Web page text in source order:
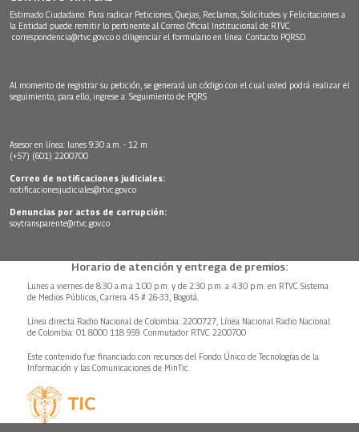
Estimado Ciudadano: Para radicar Peticiones, Quejas, Reclamos, Solicitudes y Felicitaciones a
la Entidad puede remitir lo pertinente al Correo Oficial Institucional de RTVC
correspondencia@rtvc.gov.co o diligenciar el formulario en línea: Contacto PQRSD.
Al momento de registrar su petición, se generará un código con el cual usted podrá realizar el
seguimiento, para ello, ingrese a: Seguimiento de PQRS
Asesor en línea: lunes 9:30 a.m. - 12 m
(+57) (601) 2200700
Correo de notificaciones judiciales:
notificacionesjudiciales@rtvc.gov.co
Denuncias por actos de corrupción:
soytransparente@rtvc.gov.co
Horario de atención y entrega de premios:
Lunes a viernes de 8:30 a.m.a 1:00 p.m. y de 2:30 p.m. a 4:30 p.m. en RTVC Sistema
de Medios Públicos, Carrera 45 # 26-33, Bogotá.
Línea directa Radio Nacional de Colombia: 2200727, Línea Nacional Radio Nacional
de Colombia: 01 8000 118 959. Conmutador RTVC 2200700
Este contenido fue financiado con recursos del Fondo Único de Tecnologías de la
Información y las Comunicaciones de MinTic.